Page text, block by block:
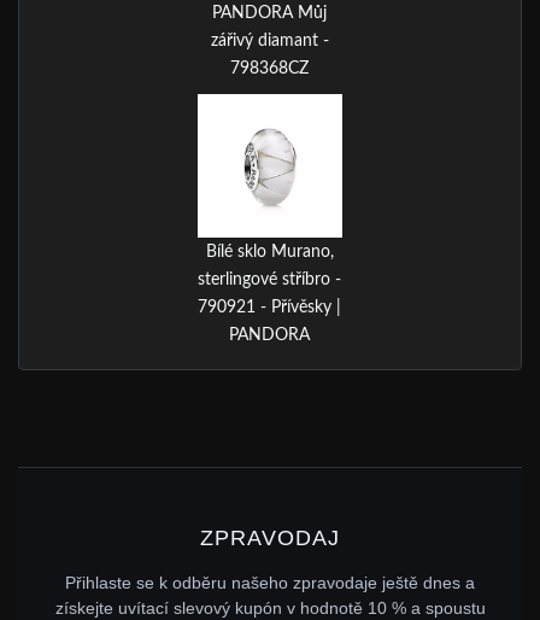
PANDORA Můj
zářivý diamant -
798368CZ
Bílé sklo Murano,
sterlingové stříbro -
790921 - Přívěsky |
PANDORA
ZPRAVODAJ
Přihlaste se k odběru našeho zpravodaje ještě dnes a
získejte uvítací slevový kupón v hodnotě 10 % a spoustu